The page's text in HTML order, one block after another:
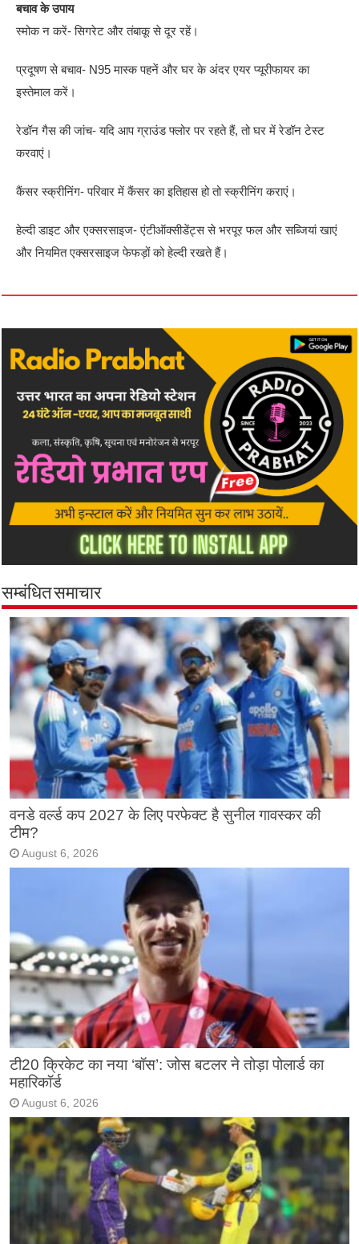
बचाव के उपाय
स्मोक न करें- सिगरेट और तंबाकू से दूर रहें।
प्रदूषण से बचाव- N95 मास्क पहनें और घर के अंदर एयर प्यूरीफायर का
इस्तेमाल करें।
रेडॉन गैस की जांच- यदि आप ग्राउंड फ्लोर पर रहते हैं, तो घर में रेडॉन टेस्ट
करवाएं।
कैंसर स्क्रीनिंग- परिवार में कैंसर का इतिहास हो तो स्क्रीनिंग कराएं।
हेल्दी डाइट और एक्सरसाइज- एंटीऑक्सीडेंट्स से भरपूर फल और सब्जियां खाएं
और नियमित एक्सरसाइज फेफड़ों को हेल्दी रखते हैं।
सम्बंधित समाचार
वनडे वर्ल्ड कप 2027 के लिए परफेक्ट है सुनील गावस्कर की
टीम?
August 6, 2026
टी20 क्रिकेट का नया ‘बॉस’: जोस बटलर ने तोड़ा पोलार्ड का
महारिकॉर्ड
August 6, 2026